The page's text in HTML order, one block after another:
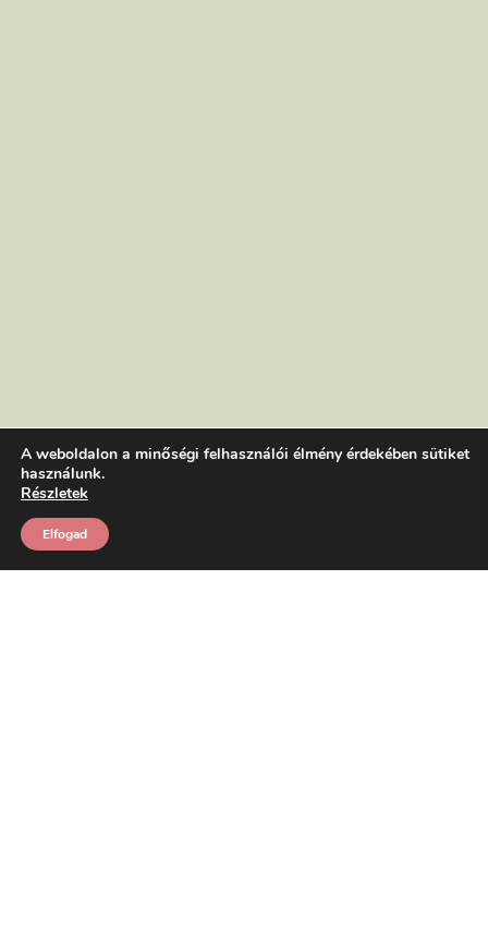
A weboldalon a minőségi felhasználói élmény érdekében sütiket
használunk.
Részletek
Elfogad